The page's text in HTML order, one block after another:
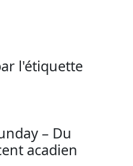
l'étiquette
– Du
acadien